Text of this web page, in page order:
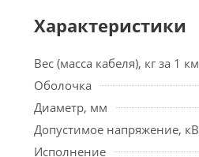
Характеристики
Вес (масса кабеля), кг за 1 км
Оболочка
Диаметр, мм
Допустимое напряжение, кВ
Исполнение